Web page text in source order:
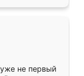
не первый